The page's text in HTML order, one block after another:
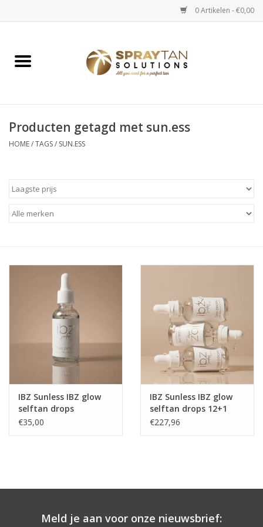
0 Artikelen - €0,00
Home
Spray Tan Starterspakketten
Selftan producten
Ventilatoren / Afzuiging
Promotie materiaal
Salon kleding
Vraag hier om een vrijblijvend
Producten getagd met sun.ess
HOME/TAGS/ SUN.ESS
IBZ Sunless IBZ glow
selftan drops
€35,00
IBZ Sunless IBZ glow
selftan drops 12+1
gratis salon verkoop
€227,96
Meld je aan voor onze nieuwsbrief: